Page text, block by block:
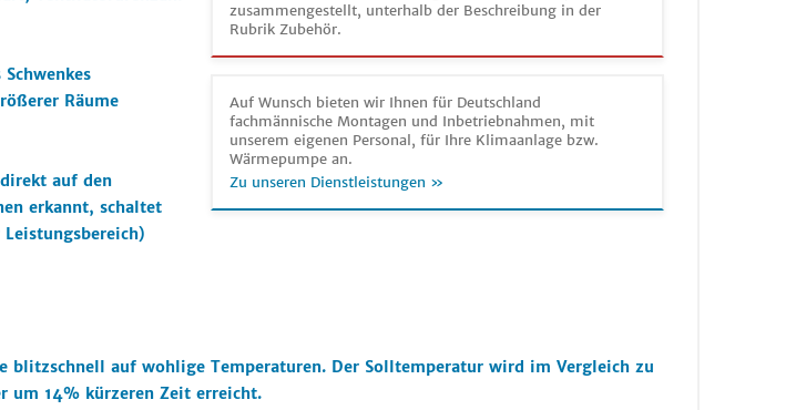
zusammengestellt, unterhalb der Beschreibung in der
Rubrik Zubehör.
Auf Wunsch bieten wir Ihnen für Deutschland
fachmännische Montagen und Inbetriebnahmen, mit
unserem eigenen Personal, für Ihre Klimaanlage bzw.
Wärmepumpe an.
Zu unseren Dienstleistungen »
Räume
auf den
erkannt, schaltet
blitzschnell auf wohlige Temperaturen. Der Solltemperatur wird im Vergleich zu
um 14% kürzeren Zeit erreicht.